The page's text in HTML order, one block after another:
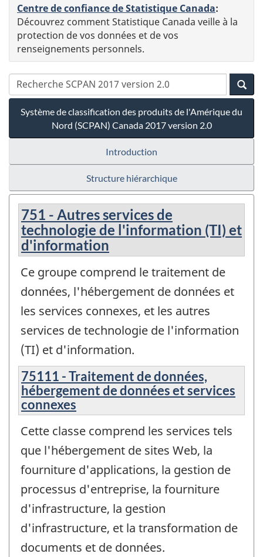
Centre de confiance de Statistique Canada:
Découvrez comment Statistique Canada veille à la
protection de vos données et de vos
renseignements personnels.
Système de classification des produits de l'Amérique du
Nord (SCPAN) Canada 2017 version 2.0
Introduction
Structure hiérarchique
751 - Autres services de
technologie de l'information (TI) et
d'information
Ce groupe comprend le traitement de
données, l'hébergement de données et
les services connexes, et les autres
services de technologie de l'information
(TI) et d'information.
75111 - Traitement de données,
hébergement de données et services
connexes
Cette classe comprend les services tels
que l'hébergement de sites Web, la
fourniture d'applications, la gestion de
processus d'entreprise, la fourniture
d'infrastructure, la gestion
d'infrastructure, et la transformation de
documents et de données.